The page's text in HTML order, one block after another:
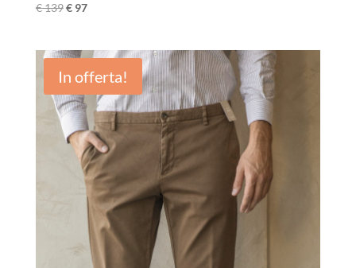
€139€97
In offerta!